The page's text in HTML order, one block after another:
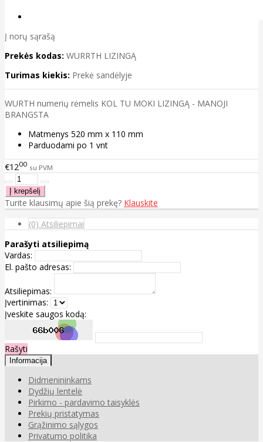
Į norų sąrašą
Prekės kodas: WURRTH LIZINGĄ
Turimas kiekis: Prekė sandėlyje
WURTH numerių rėmelis KOL TU MOKI LIZINGĄ - MANOJI
BRANGSTA
Matmenys 520 mm x 110 mm
Parduodami po 1 vnt
€1200 su PVM
Turite klausimų apie šią prekę? Klauskite
(0) Atsiliepimai
Parašyti atsiliepimą
Vardas:
El. pašto adresas:
Atsiliepimas:
Įvertinimas:
Įveskite saugos kodą:
Rašyti
Informacija
Didmenininkams
Dydžių lentelė
Pirkimo - pardavimo taisyklės
Prekių pristatymas
Grąžinimo sąlygos
Privatumo politika